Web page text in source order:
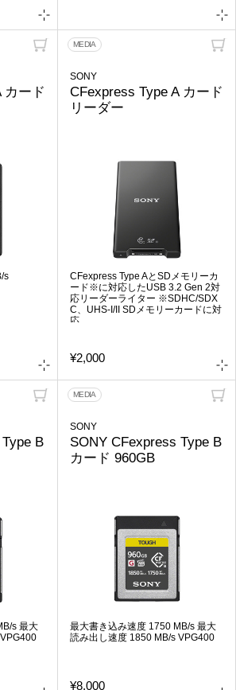
カード
s
MEDIA
SONY
CFexpress Type A カード
リーダー
CFexpress Type AとSDメモリーカ
ード※に対応したUSB 3.2 Gen 2対
応リーダーライター ※SDHC/SDX
C、UHS-I/II SDメモリーカードに対
応
¥2,000
B
s 最大
MEDIA
SONY
SONY CFexpress Type B
カード 960GB
最大書き込み速度 1750 MB/s 最大
読み出し速度 1850 MB/s VPG400
¥8,000